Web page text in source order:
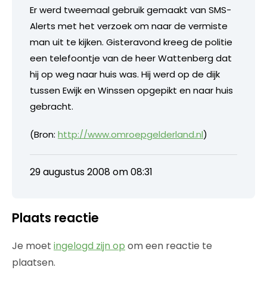
Er werd tweemaal gebruik gemaakt van SMS-
Alerts met het verzoek om naar de vermiste
man uit te kijken. Gisteravond kreeg de politie
een telefoontje van de heer Wattenberg dat
hij op weg naar huis was. Hij werd op de dijk
tussen Ewijk en Winssen opgepikt en naar huis
gebracht.
(Bron: http://www.omroepgelderland.nl)
29 augustus 2008 om 08:31
Plaats reactie
Je moet ingelogd zijn op om een reactie te
plaatsen.